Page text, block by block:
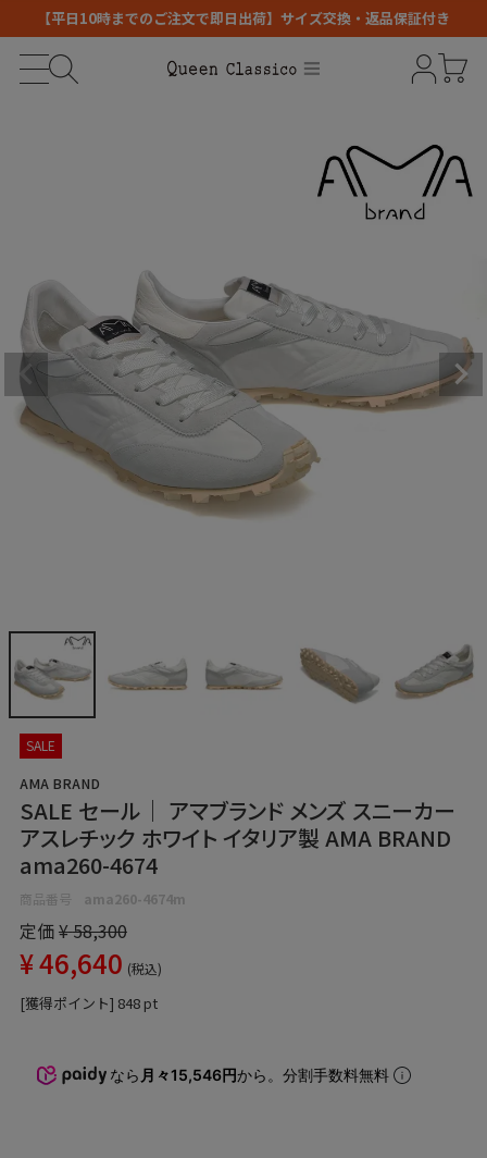
【平日10時までのご注文で即日出荷】サイズ交換・返品保証付き
SALE
AMA BRAND
SALE セール｜ アマブランド メンズ スニーカー
アスレチック ホワイト イタリア製 AMA BRAND
ama260-4674
商品番号 ama260-4674m
定価¥58,300
¥46,640 税込
[獲得ポイント] 848 pt
なら 月々15,546円から。分割手数料無料